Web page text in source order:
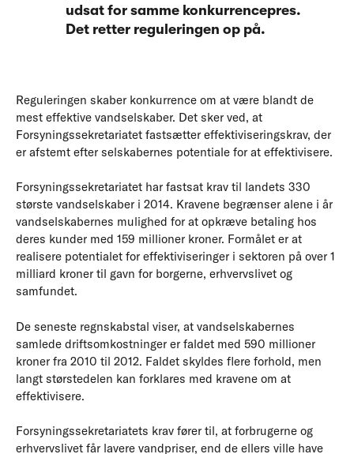
udsat for samme konkurrencepres.
Det retter reguleringen op på.
Reguleringen skaber konkurrence om at være blandt de
mest effektive vandselskaber. Det sker ved, at
Forsyningssekretariatet fastsætter effektiviseringskrav, der
er afstemt efter selskabernes potentiale for at effektivisere.
Forsyningssekretariatet har fastsat krav til landets 330
største vandselskaber i 2014. Kravene begrænser alene i år
vandselskabernes mulighed for at opkræve betaling hos
deres kunder med 159 millioner kroner. Formålet er at
realisere potentialet for effektiviseringer i sektoren på over 1
milliard kroner til gavn for borgerne, erhvervslivet og
samfundet.
De seneste regnskabstal viser, at vandselskabernes
samlede driftsomkostninger er faldet med 590 millioner
kroner fra 2010 til 2012. Faldet skyldes flere forhold, men
langt størstedelen kan forklares med kravene om at
effektivisere.
Forsyningssekretariatets krav fører til, at forbrugerne og
erhvervslivet får lavere vandpriser, end de ellers ville have